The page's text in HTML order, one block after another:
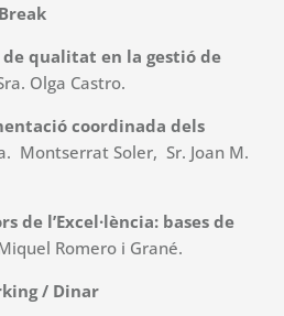
qualitat en la gestió de
Olga Castro.
coordinada dels
Montserrat Soler, Sr. Joan M.
de l’Excel·lència: bases de
Romero i Grané.
/ Dinar